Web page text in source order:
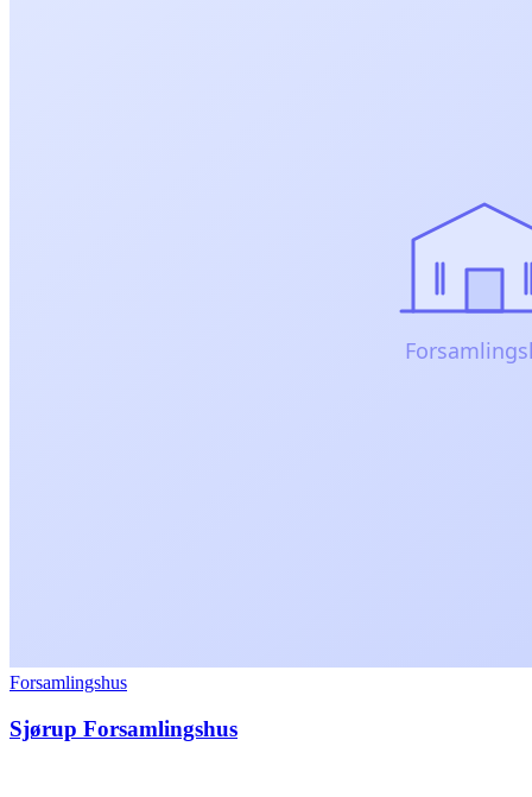
Forsamlingshus
Sjørup Forsamlingshus